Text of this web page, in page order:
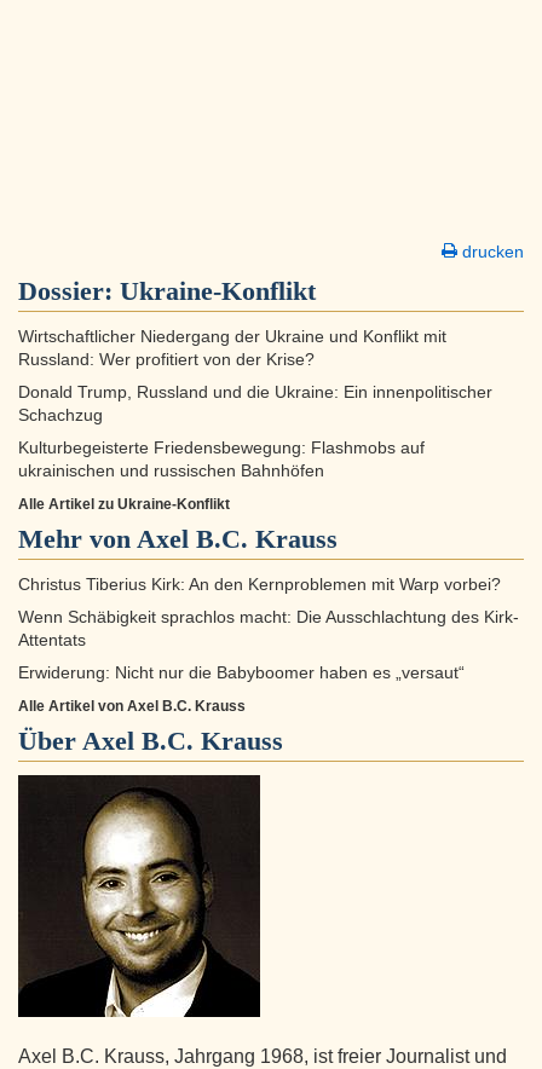
drucken
Dossier: Ukraine-Konflikt
Wirtschaftlicher Niedergang der Ukraine und Konflikt mit
Russland: Wer profitiert von der Krise?
Donald Trump, Russland und die Ukraine: Ein innenpolitischer
Schachzug
Kulturbegeisterte Friedensbewegung: Flashmobs auf
ukrainischen und russischen Bahnhöfen
Alle Artikel zu Ukraine-Konflikt
Mehr von Axel B.C. Krauss
Christus Tiberius Kirk: An den Kernproblemen mit Warp vorbei?
Wenn Schäbigkeit sprachlos macht: Die Ausschlachtung des Kirk-
Attentats
Erwiderung: Nicht nur die Babyboomer haben es „versaut“
Alle Artikel von Axel B.C. Krauss
Über Axel B.C. Krauss
Axel B.C. Krauss, Jahrgang 1968, ist freier Journalist und